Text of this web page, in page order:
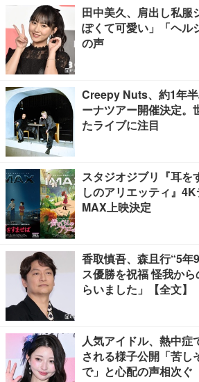
田中美久、肩出し私服
ぽくて可愛い」「ヘル
の声
Creepy Nuts、約1年
ーナツアー開催決定。
たライブに注目
スタジオジブリ『耳を
しのアリエッティ』
MAX上映決定
香取慎吾、森且行“5年
ス優勝を祝福 怪我か
らいました」【全文】
人気アイドル、熱中症
される様子公開「苦し
で」と心配の声相次ぐ